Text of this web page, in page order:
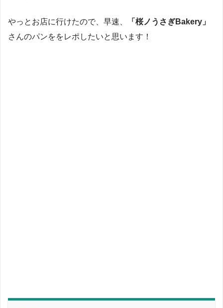
やっとお店に行けたので、早速、
「桜ノうさぎBakery」
さんのパンををレポしたいと思います！